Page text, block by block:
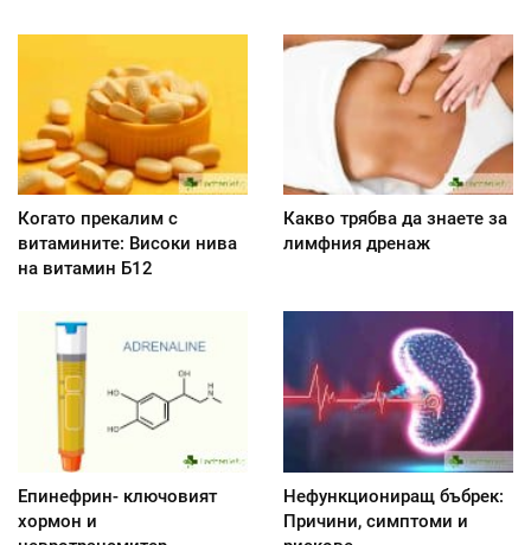
Когато прекалим с
витамините: Високи нива
на витамин Б12
Какво трябва да знаете за
лимфния дренаж
Епинефрин- ключовият
хормон и
Нефункциониращ бъбрек:
Причини, симптоми и